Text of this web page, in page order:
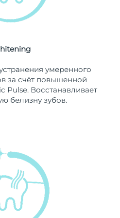
умеренного
за счёт повышенной
Pulse. Восстанавливает
белизну зубов.
Ожидаемая дата доставки
Ожидаемая дата доставки
10/08/2026
Ожидаемая дата доставки
Ожидаемая дата доставки
Ожидаемая дата доставки
Ожидаемая дата доставки